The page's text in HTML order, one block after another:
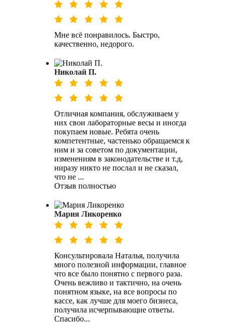
Мне всё понравилось. Быстро,
качественно, недорого.
Николай П.
Отличная компания, обслуживаем у
них свои лабораторные весы и иногда
покупаем новые. Ребята очень
компетентные, частенько обращаемся к
ним и за советом по документации,
изменениям в законодательстве и т.д,
ниразу никто не послал и не сказал,
что не ...
Отзыв полностью
Мария Ликоренко
Консультировала Наталья, получила
много полезной информации, главное
что все было понятно с первого раза.
Очень вежливо и тактично, на очень
понятном языке, на все вопросы по
кассе, как лучше для моего бизнеса,
получила исчерпывающие ответы.
Спасибо...